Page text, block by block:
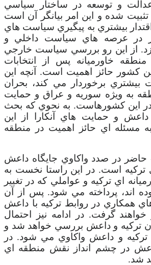
و توسعه در ساختار سياسي
شده و اين امر بيانگر آن است
بيشتري به پيگيري سياست هاي
در عرصه هاي سياست داخلي و
از اين رو بررسي سياست خارجي
خاورميانه پس از انتخابات
کشور حائز اهميت است. آنچه اين
بيشتري برخوردار مي کند، بحران
به ويژه سوريه و عراق و حمايت
در اين کشورهاست. به نحوي که بحث
داعش و حمايت هاي آنکارا از اين
مسئله اي حائز اهميت در منطقه
در صدد واکاوي جايگاه داعش
است. در اين راستا نخست به
اي ترکيه و عواملي که در تغيير
اند، پرداخته مي شود. پس از آن
همکاري در روابط تركيه با داعش
گرفت. در ادامه نيز احتمال
تركيه و داعش بررسي خواهد شد و
و داعش واکاوي مي شود. در
در چشم انداز نقش منطقه اي
شد.